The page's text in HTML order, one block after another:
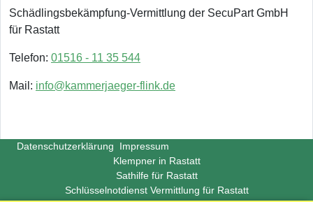
Schädlingsbekämpfung-Vermittlung der SecuPart GmbH
für Rastatt
Telefon: 01516 - 11 35 544
Mail: info@kammerjaeger-flink.de
Datenschutzerklärung
Impressum
Klempner in Rastatt
Sathilfe für Rastatt
Schlüsselnotdienst Vermittlung für Rastatt